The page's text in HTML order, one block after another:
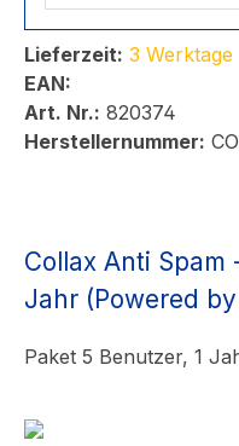
Lieferzeit: 3 Werktage
EAN:
Art. Nr.: 820374
Herstellernummer:
Collax Anti Spam
Jahr (Powered
Paket 5 Benutzer, 1